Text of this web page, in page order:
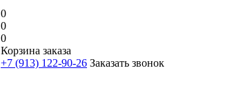
0
0
0
Корзина заказа
+7 (913) 122-90-26 Заказать звонок